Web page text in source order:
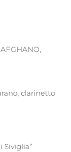
clarinetto
Siviglia”